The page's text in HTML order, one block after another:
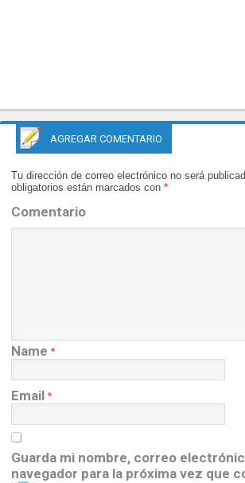
AGREGAR COMENTARIO
Tu dirección de correo electrónico no será
obligatorios están marcados con *
Comentario
Name *
Email *
Guarda mi nombre, correo
navegador para la próxima vez que